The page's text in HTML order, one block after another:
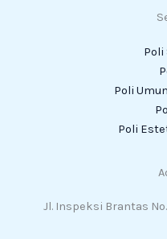
Poli
Poli
Poli
Jl. Inspeksi Brantas